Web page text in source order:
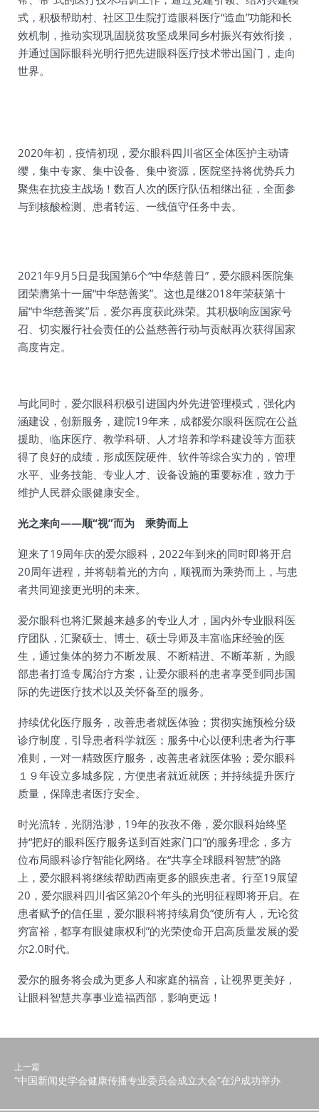
式，积极帮助村、社区卫生院打造眼科医疗“造血”功能和长
效机制，推动实现巩固脱贫攻坚成果同乡村振兴有效衔接，
并通过国际眼科光明行把先进眼科医疗技术带出国门，走向
世界。
2020年初，疫情初现，爱尔眼科四川省区全体医护主动请
缨，集中专家、集中设备、集中资源，医院坚持将优势兵力
聚焦在抗疫主战场！数百人次的医疗队伍相继出征，全面参
与到核酸检测、患者转运、一线值守任务中去。
2021年9月5日是我国第6个“中华慈善日”，爱尔眼科医院集
团荣膺第十一届“中华慈善奖”。这也是继2018年荣获第十
届“中华慈善奖”后，爱尔再度获此殊荣。其积极响应国家号
召、切实履行社会责任的公益慈善行动与贡献再次获得国家
高度肯定。
与此同时，爱尔眼科积极引进国内外先进管理模式，强化内
涵建设，创新服务，建院19年来，成都爱尔眼科医院在公益
援助、临床医疗、教学科研、人才培养和学科建设等方面获
得了良好的成绩，形成医院硬件、软件等综合实力的，管理
水平、业务技能、专业人才、设备设施的重要标准，致力于
维护人民群众眼健康安全。
光之来向——顺“视”而为 乘势而上
迎来了19周年庆的爱尔眼科，2022年到来的同时即将开启
20周年进程，并将朝着光的方向，顺视而为乘势而上，与患
者共同迎接更光明的未来。
爱尔眼科也将汇聚越来越多的专业人才，国内外专业眼科医
疗团队，汇聚硕士、博士、硕士导师及丰富临床经验的医
生，通过集体的努力不断发展、不断精进、不断革新，为眼
部患者打造专属治疗方案，让爱尔眼科的患者享受到同步国
际的先进医疗技术以及关怀备至的服务。
持续优化医疗服务，改善患者就医体验；贯彻实施预检分级
诊疗制度，引导患者科学就医；服务中心以便利患者为行事
准则，一对一精致医疗服务，改善患者就医体验；爱尔眼科
１９年设立多城多院，方便患者就近就医；并持续提升医疗
质量，保障患者医疗安全。
时光流转，光阴浩渺，19年的孜孜不倦，爱尔眼科始终坚
持“把好的眼科医疗服务送到百姓家门口”的服务理念，多方
位布局眼科诊疗智能化网络。在“共享全球眼科智慧”的路
上，爱尔眼科将继续帮助西南更多的眼疾患者。行至19展望
20，爱尔眼科四川省区第20个年头的光明征程即将开启。在
患者赋予的信任里，爱尔眼科将持续肩负“使所有人，无论贫
穷富裕，都享有眼健康权利”的光荣使命开启高质量发展的爱
尔2.0时代。
爱尔的服务将会成为更多人和家庭的福音，让视界更美好，
让眼科智慧共享事业造福西部，影响更远！
上一篇
“中国新闻史学会健康传播专业委员会成立大会”在沪成功举办